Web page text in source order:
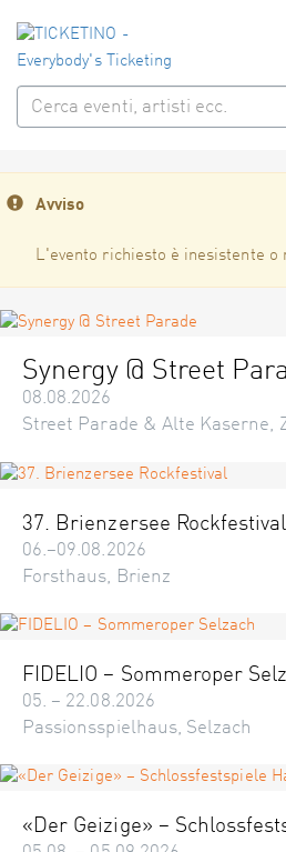
Avviso
L'evento richiesto è inesistente o
Synergy @ Street
08.08.2026
Street Parade & Alte Kaserne,
37. Brienzersee Rockfestival
06.–09.08.2026
Forsthaus, Brienz
FIDELIO – Sommeroper
05. – 22.08.2026
Passionsspielhaus, Selzach
«Der Geizige» –